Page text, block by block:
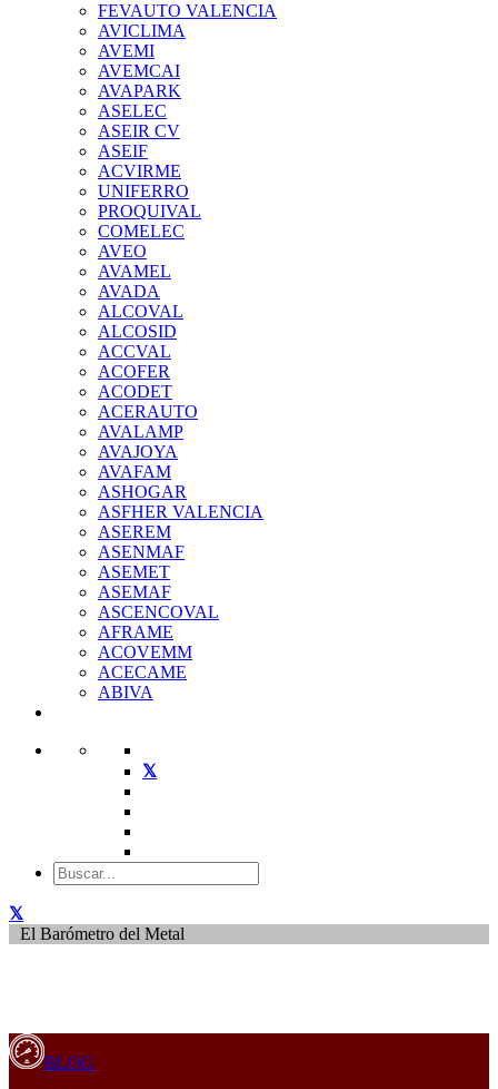
FEVAUTO VALENCIA
AVICLIMA
AVEMI
AVEMCAI
AVAPARK
ASELEC
ASEIR CV
ASEIF
ACVIRME
UNIFERRO
PROQUIVAL
COMELEC
AVEO
AVAMEL
AVADA
ALCOVAL
ALCOSID
ACCVAL
ACOFER
ACODET
ACERAUTO
AVALAMP
AVAJOYA
AVAFAM
ASHOGAR
ASFHER VALENCIA
ASEREM
ASENMAF
ASEMET
ASEMAF
ASCENCOVAL
AFRAME
ACOVEMM
ACECAME
ABIVA
El Barómetro del Metal
BLOG